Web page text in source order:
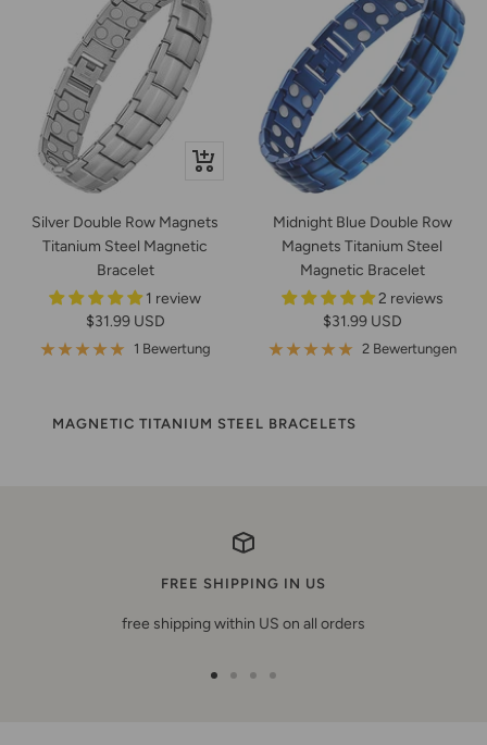
In
Silver Double Row Magnets
Titanium Steel Magnetic
Bracelet
1 review
Angebotspreis
$31.99 USD
1 Bewertung
Midnight Blue Double Row
Magnets Titanium Steel
Magnetic Bracelet
2 reviews
Angebotspreis
$31.99 USD
2 Bewertungen
MAGNETIC TITANIUM STEEL BRACELETS
FREE SHIPPING IN US
free shipping within US on all orders